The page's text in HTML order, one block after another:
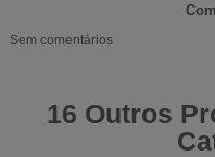
Sem comentários
16 Outros